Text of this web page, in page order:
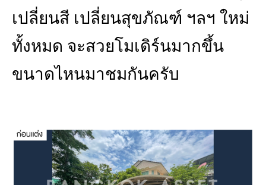
เปลี่ยนสี เปลี่ยนสุขภัณฑ์ ฯลฯ ใหม่
ทั้งหมด จะสวยโมเดิร์นมากขึ้น
ขนาดไหนมาชมกันครับ